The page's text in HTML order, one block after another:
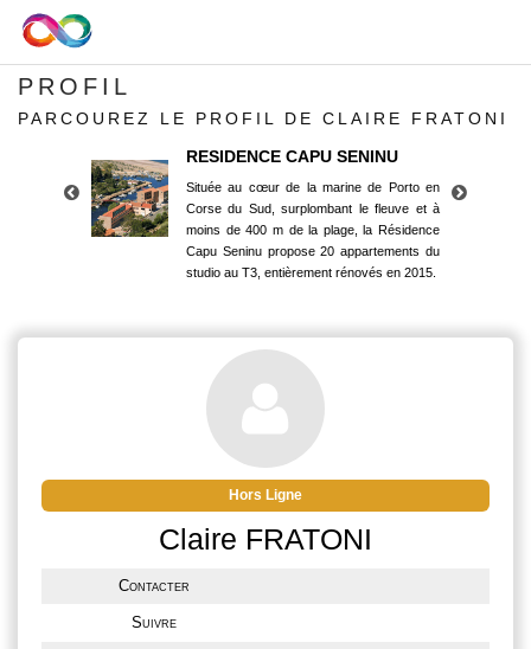
PROFIL
PARCOUREZ LE PROFIL DE CLAIRE FRATONI
RESIDENCE CAPU SENINU
Située au cœur de la marine de Porto en
Corse du Sud, surplombant le fleuve et à
moins de 400 m de la plage, la Résidence
Capu Seninu propose 20 appartements du
studio au T3, entièrement rénovés en 2015.
Corse du Sud, surplombant le fleuve et à
moins de 400 m de la plage, la Résidence
Capu Seninu propose 20 appartements du
studio au T3, entièrement rénovés en 2015.
Hors Ligne
Claire FRATONI
Contacter
Suivre